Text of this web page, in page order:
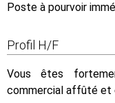
Poste à pourvoir
Profil H/F
Vous êtes
commercial affûté et